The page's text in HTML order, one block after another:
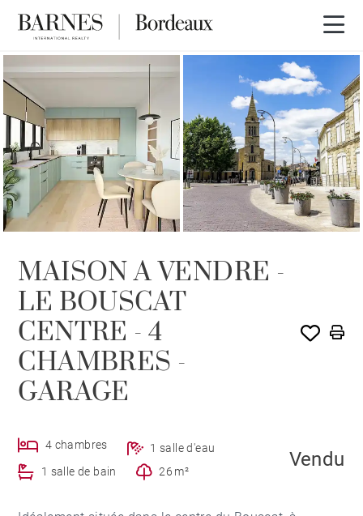
MAISON A VENDRE -
LE BOUSCAT
CENTRE - 4
CHAMBRES -
GARAGE
4 chambres
1 salle d'eau
1 salle de bain
26 m²
Vendu